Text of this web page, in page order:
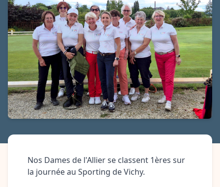
Nos Dames de l'Allier se classent 1ères sur
la journée au Sporting de Vichy.